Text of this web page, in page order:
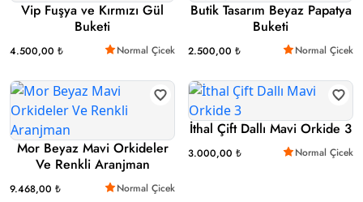
Vip Fuşya ve Kırmızı Gül
Buketi
4.500,00 ₺ Normal Çicek
Butik Tasarım Beyaz Papatya
Buketi
2.500,00 ₺ Normal Çicek
Mor Beyaz Mavi Orkideler
Ve Renkli Aranjman
9.468,00 ₺ Normal Çicek
İthal Çift Dallı Mavi Orkide 3
3.000,00 ₺ Normal Çicek